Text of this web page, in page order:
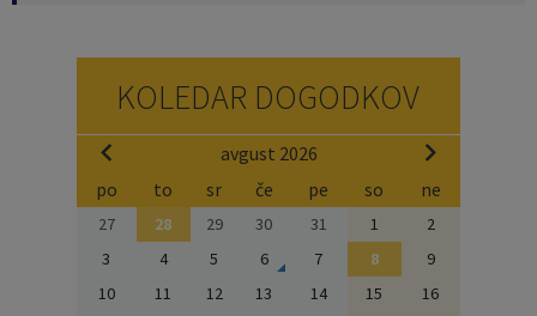
KOLEDAR DOGODKOV
avgust 2026
po
to sr če pe so ne
27 28 29 30 31 1
2
3
4 5 6 7 8
9
10
11 12 13 14 15
16